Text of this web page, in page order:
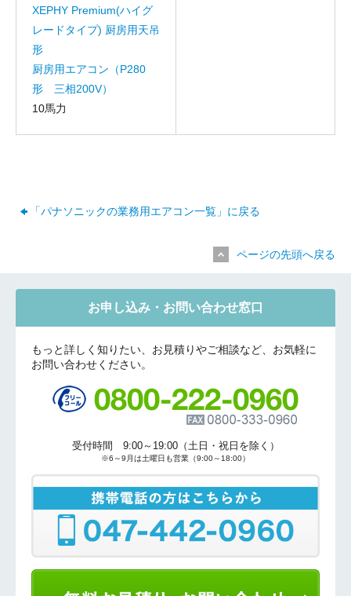
XEPHY Premium(ハイグ
レードタイプ) 厨房用天吊
形
厨房用エアコン（P280
形 三相200V）
10馬力
「パナソニックの業務用エアコン一覧」に戻る
ページの先頭へ戻る
お申し込み・お問い合わせ窓口
もっと詳しく知りたい、お見積りやご相談など、お気軽に
お問い合わせください。
受付時間 9:00～19:00（土日・祝日を除く）
※6～9月は土曜日も営業（9:00～18:00）
お名前
メールアドレス
ご相談
その他
メッセージ
折り返しのご連絡
(ご選択ください)
お電話
メール